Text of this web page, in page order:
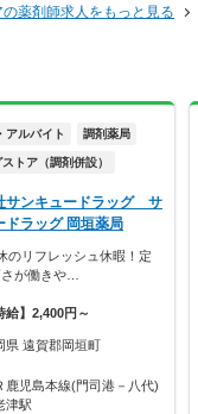
薬剤師求人をもっと見る
アルバイト 調剤薬局
ストア（調剤併設）
サンキュードラッグ サ
ドラッグ 岡垣薬局
のリフレッシュ休暇！定
さが働きや…
給】2,400円～
県 遠賀郡岡垣町
鹿児島本線(門司港－八代)
津駅